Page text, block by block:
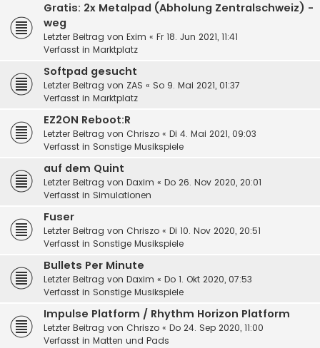
Gratis: 2x Metalpad (Abholung Zentralschweiz) -
weg
Letzter Beitrag von Exim « Fr 18. Jun 2021, 11:41
Verfasst in Marktplatz
Softpad gesucht
Letzter Beitrag von ZAS « So 9. Mai 2021, 01:37
Verfasst in Marktplatz
EZ2ON Reboot:R
Letzter Beitrag von Chriszo « Di 4. Mai 2021, 09:03
Verfasst in Sonstige Musikspiele
auf dem Quint
Letzter Beitrag von Daxim « Do 26. Nov 2020, 20:01
Verfasst in Simulationen
Fuser
Letzter Beitrag von Chriszo « Di 10. Nov 2020, 20:51
Verfasst in Sonstige Musikspiele
Bullets Per Minute
Letzter Beitrag von Daxim « Do 1. Okt 2020, 07:53
Verfasst in Sonstige Musikspiele
Impulse Platform / Rhythm Horizon Platform
Letzter Beitrag von Chriszo « Do 24. Sep 2020, 11:00
Verfasst in Matten und Pads